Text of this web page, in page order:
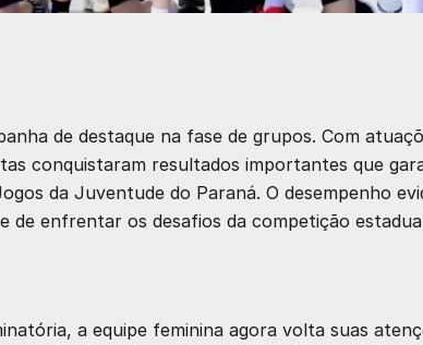
de destaque na fase de grupos. Com
conquistaram resultados importantes que
da Juventude do Paraná. O desempenho
de enfrentar os desafios da competição
a equipe feminina agora volta suas